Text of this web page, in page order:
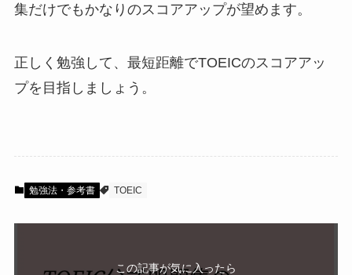
集だけでもかなりのスコアアップが望めます。
正しく勉強して、最短距離でTOEICのスコアアッ
プを目指しましょう。
勉強法・参考書 TOEIC
この記事が気に入ったら